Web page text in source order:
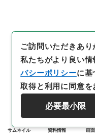
サムネイル 資料情報 画
ご訪問いただきあり
私たちがより良い情
バシーポリシーに
取得と利用に同意を
必要最小限